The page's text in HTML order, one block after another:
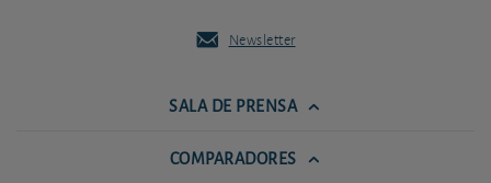
Newsletter
SALA DE PRENSA
COMPARADORES